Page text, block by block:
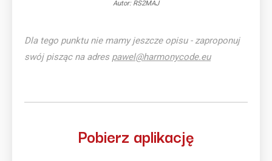
Autor: RS2MAJ
Dla tego punktu nie mamy jeszcze opisu - zaproponuj
swój pisząc na adres pawel@harmonycode.eu
Pobierz aplikację